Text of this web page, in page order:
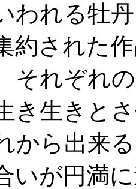
われる牡
約された
それぞれ
き生きと
から出来
いが円満